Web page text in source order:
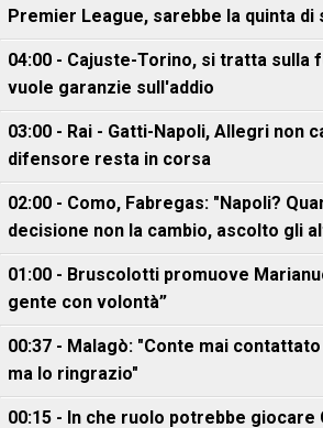
Premier League, sarebbe la quinta di
04:00 - Cajuste-Torino, si tratta sulla
vuole garanzie sull'addio
03:00 - Rai - Gatti-Napoli, Allegri non
difensore resta in corsa
02:00 - Como, Fabregas: "Napoli?
decisione non la cambio, ascolto gli
01:00 - Bruscolotti promuove
gente con volontà”
00:37 - Malagò: "Conte mai
ma lo ringrazio"
00:15 - In che ruolo potrebbe giocare